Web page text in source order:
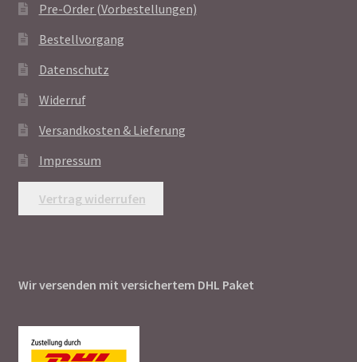
Pre-Order (Vorbestellungen)
Bestellvorgang
Datenschutz
Widerruf
Versandkosten & Lieferung
Impressum
Vertrag widerrufen
Wir versenden mit versichertem DHL Paket